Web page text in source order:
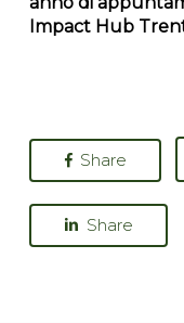
Impact Hub
Share
Share